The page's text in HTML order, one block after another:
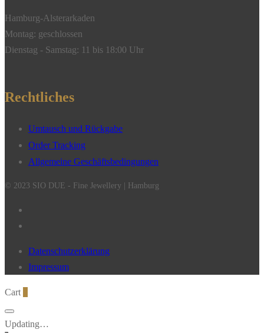
Hamburg-Alsterarkaden
Montag: geschlossen
Dienstag - Samstag: 11 bis 18:00 Uhr
Rechtliches
Umtausch und Rückgabe
Order Tracking
Allgemeine Geschäftsbedingungen
© 2023 SIO DUE - Fine Jewellery | Hamburg
Datenschutzerklärung
Impressum
Cart
Updating…